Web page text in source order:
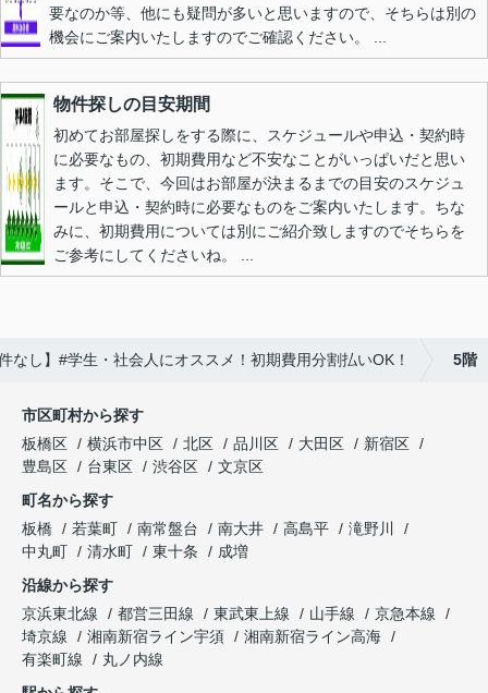
要なのか等、他にも疑問が多いと思いますので、そちらは別の
機会にご案内いたしますのでご確認ください。 ...
物件探しの目安期間
初めてお部屋探しをする際に、スケジュールや申込・契約時
に必要なもの、初期費用など不安なことがいっぱいだと思い
ます。そこで、今回はお部屋が決まるまでの目安のスケジュ
ールと申込・契約時に必要なものをご案内いたします。ちな
みに、初期費用については別にご紹介致しますのでそちらを
ご参考にしてくださいね。 ...
し】#学生・社会人にオススメ！初期費用分割払いOK！ 5階
市区町村から探す
板橋区
横浜市中区 北区 品川区 大田区
新宿区
豊島区
台東区 渋谷区
文京区
町名から探す
板橋
若葉町 南常盤台 南大井 高島平
滝野川
中丸町
清水町 東十条
成増
沿線から探す
京浜東北線
都営三田線 東武東上線 山手線
京急本線
埼京線
湘南新宿ライン宇須
湘南新宿ライン高海
有楽町線
丸ノ内線